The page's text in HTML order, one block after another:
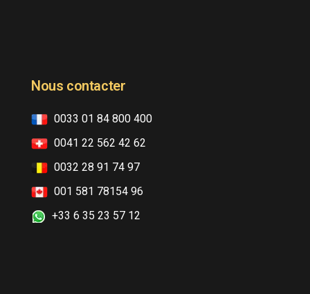
Nous contacter
0033 01 84 800 400
0041 22 562 42 62
0032 28 91 74 97
001 581 78154 96
+33 6 35 23 57 12